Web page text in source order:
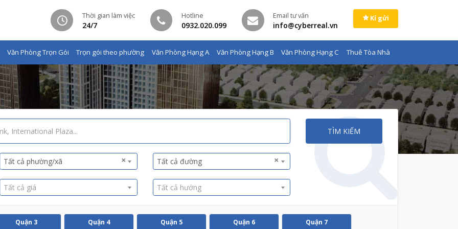
Thời gian làm việc
24/7
Hotline
0932.020.099
Email tư vấn
info@cyberreal.vn
Kí gửi
Văn Phòng Trọn Gói Trọn gói theo phường Văn Phòng Hạng A Văn Phòng Hạng B Văn Phòng Hạng C Thuê Tòa Nhà
×
Tất cả phường/xã ×
Tất cả đường
Tất cả giá Tất cả hướng
TÌM KIẾM
Quận 3 Quận 4 Quận 5 Quận 6 Quận 7